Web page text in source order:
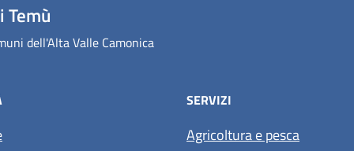
Temù
dell'Alta Valle Camonica
SERVIZI
Agricoltura e pesca